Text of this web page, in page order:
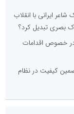
ایرانی با انقلاب
بصری تبدیل کرد؟
خصوص اقدامات
کیفیت در نظام